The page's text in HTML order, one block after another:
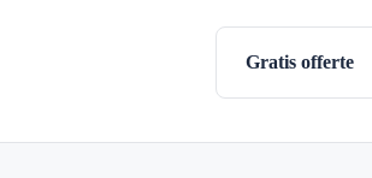
Gratis offerte